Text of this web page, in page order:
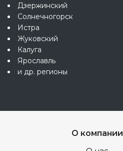
Дзержинский
Солнечногорск
Истра
Жуковский
Калуга
Ярославль
и др. регионы
О компании